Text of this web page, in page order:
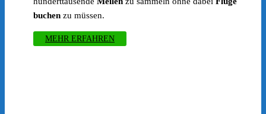
buchen zu müssen.
MEHR ERFAHREN